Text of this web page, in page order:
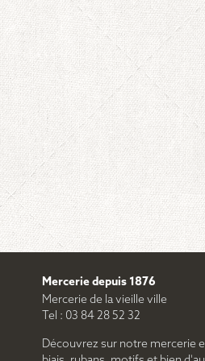
Mercerie depuis 1876
Mercerie de la vieille ville
Tel : 03 84 28 52 32
Découvrez sur notre mercerie